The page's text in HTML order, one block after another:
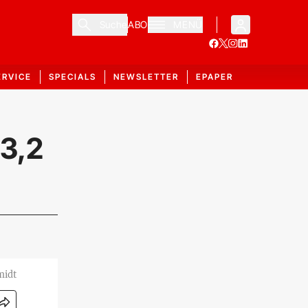
ABO
SPECIALS NEWSLETTER EPAPER